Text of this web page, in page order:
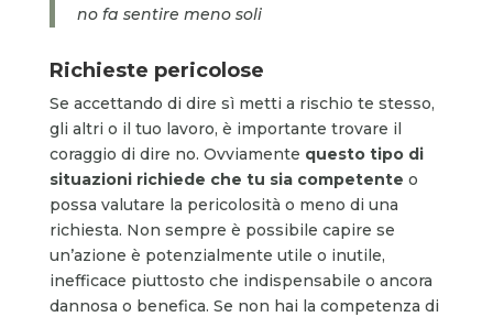
no fa sentire meno soli
Richieste pericolose
Se accettando di dire sì metti a rischio te stesso,
gli altri o il tuo lavoro, è importante trovare il
coraggio di dire no. Ovviamente questo tipo di
situazioni richiede che tu sia competente o
possa valutare la pericolosità o meno di una
richiesta. Non sempre è possibile capire se
un’azione è potenzialmente utile o inutile,
inefficace piuttosto che indispensabile o ancora
dannosa o benefica. Se non hai la competenza di